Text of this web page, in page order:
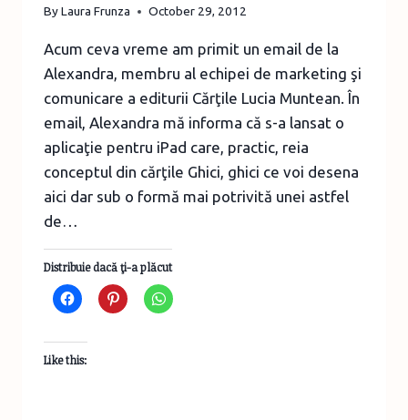
ByLaura Frunza October 29, 2012
Acum ceva vreme am primit un email de la
Alexandra, membru al echipei de marketing şi
comunicare a editurii Cărţile Lucia Muntean. În
email, Alexandra mă informa că s-a lansat o
aplicaţie pentru iPad care, practic, reia
conceptul din cărţile Ghici, ghici ce voi desena
aici dar sub o formă mai potrivită unei astfel
de…
Distribuie dacă ţi-a plăcut
Like this: